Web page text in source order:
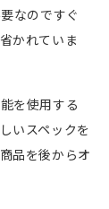
なのですぐ
かれていま
を使用する
いスペックを
品を後からオ